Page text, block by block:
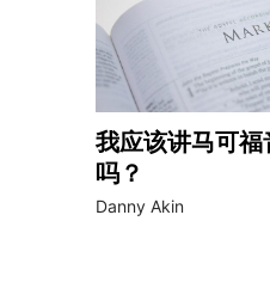
我应该讲马可福
吗？
Danny Akin